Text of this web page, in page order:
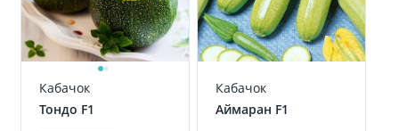
Кабачок
Тондо F1
Кабачок
Аймаран F1